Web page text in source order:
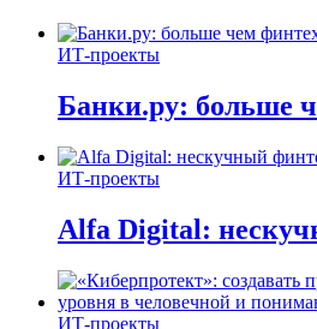
ИТ-проекты
Банки.ру: больше
ИТ-проекты
Alfa Digital:
ИТ-проекты